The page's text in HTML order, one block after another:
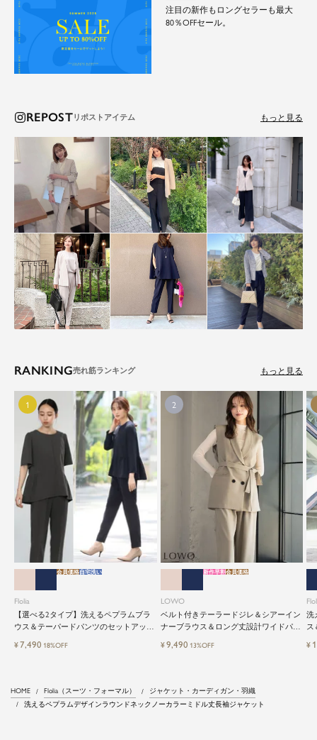
注目の新作もロングセラーも最大
80％OFFセール。
REPOST もっと見る
RANKING もっと見る
Flolia
【選べる2タイプ】洗えるペプラムブラ
ウス＆テーパードパンツのセットアップ
会員価格自宅洗い
¥7,490 18%OFF
LOWO
ベルト付きテーラードジレ＆シアーイン
ナーブラウス＆ロング丈設計ワイドパン
新作早割会員価格
¥9,490 13%OFF
洗
ス
¥
HOME Flolia（スーツ・フォーマル）
ジャケット・カーディガン・羽織
洗えるペプラムデザインラウンドネックノーカラーミドル丈長袖ジャケット